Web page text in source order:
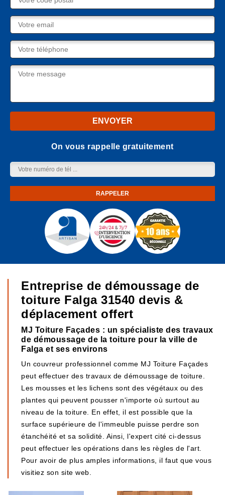
On vous rappelle gratuitement
Entreprise de démoussage de
toiture Falga 31540 devis &
déplacement offert
MJ Toiture Façades : un spécialiste des travaux
de démoussage de la toiture pour la ville de
Falga et ses environs
Un couvreur professionnel comme MJ Toiture Façades
peut effectuer des travaux de démoussage de toiture.
Les mousses et les lichens sont des végétaux ou des
plantes qui peuvent pousser n'importe où surtout au
niveau de la toiture. En effet, il est possible que la
surface supérieure de l'immeuble puisse perdre son
étanchéité et sa solidité. Ainsi, l'expert cité ci-dessus
peut effectuer les opérations dans les règles de l'art.
Pour avoir de plus amples informations, il faut que vous
visitiez son site web.